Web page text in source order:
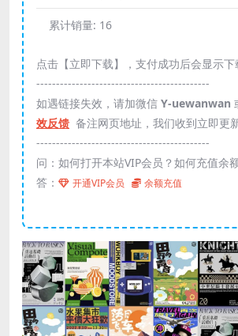
累计销量: 16
点击【立即下载】，支付成功后会显示下
--------------------------------------------
如遇链接失效，请加微信 Y-uewanwan
效反馈 备注网页地址，我们收到立即更新
--------------------------------------------
问：如何打开本站VIP会员？如何充值余
答：
开通VIP会员 余额充值